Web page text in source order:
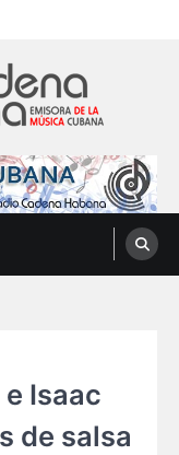
Isaac
de salsa